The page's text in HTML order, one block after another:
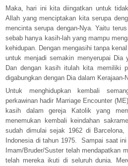
Maka, hari ini kita diingatkan untuk
Allah yang menciptakan kita serupa
mencinta serupa dengan-Nya. Yaitu
sebab hanya kasih-lah yang mampu
kehidupan. Dengan mengasihi tanpa
untuk menjadi semakin menyerupai Dia
Dan dengan kasih itulah kita memiliki
digabungkan dengan Dia dalam
Untuk menghidupkan kembali
perkawinan hadir Marriage Encounter
kasih dalam gereja Katolik yang
menemukan kembali keindahan
sudah dimulai sejak 1962 di
Indonesia di tahun 1975.Sampai saat
Imam/Bruder/Suster telah mendapatkan
telah mereka ikuti di seluruh dunia.